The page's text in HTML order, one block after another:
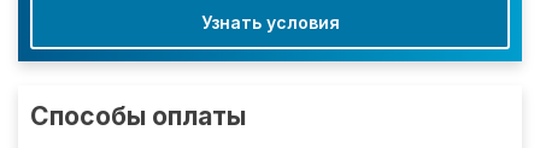
Узнать условия
Способы оплаты